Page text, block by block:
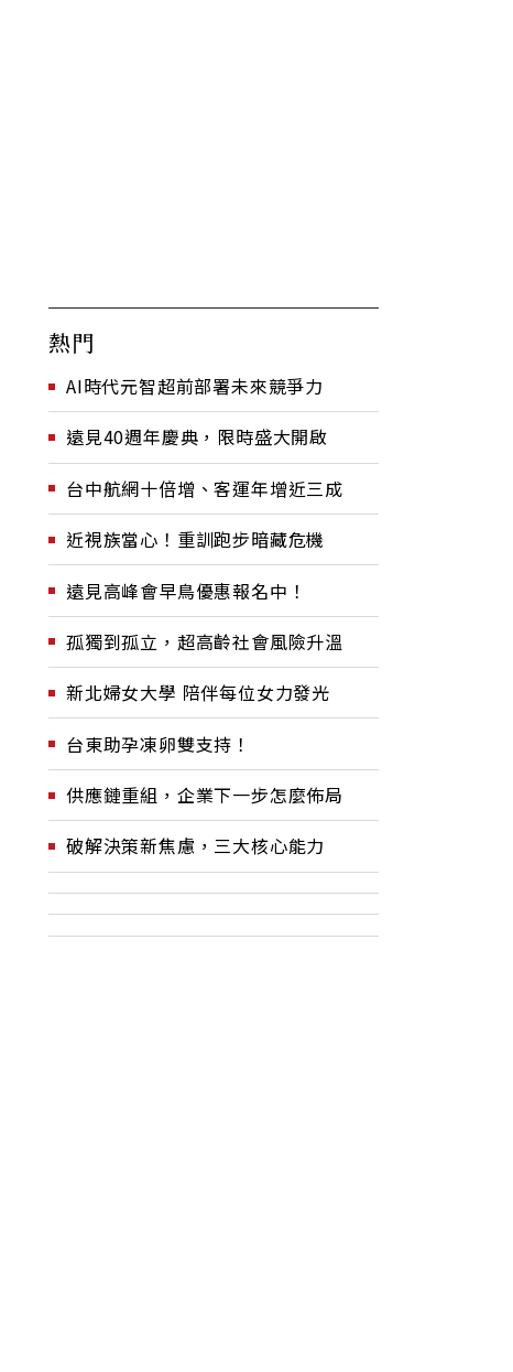
熱門
AI時代元智超前部署未來競爭力
遠見40週年慶典，限時盛大開啟
台中航網十倍增、客運年增近三成
近視族當心！重訓跑步暗藏危機
遠見高峰會早鳥優惠報名中！
孤獨到孤立，超高齡社會風險升溫
新北婦女大學 陪伴每位女力發光
台東助孕凍卵雙支持！
供應鏈重組，企業下一步怎麼佈局
破解決策新焦慮，三大核心能力